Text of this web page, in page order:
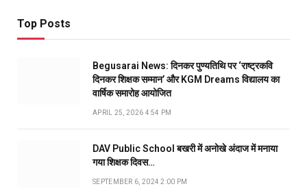
Top Posts
Begusarai News: दिनकर पुण्यतिथि पर ‘राष्ट्रकवि
दिनकर शिक्षक सम्मान’ और KGM Dreams विद्यालय का
वार्षिक समारोह आयोजित
APRIL 25, 2026 4:54 PM
DAV Public School बखरी में अनोखे अंदाज में मनाया
गया शिक्षक दिवस…
SEPTEMBER 6, 2024 2:00 PM